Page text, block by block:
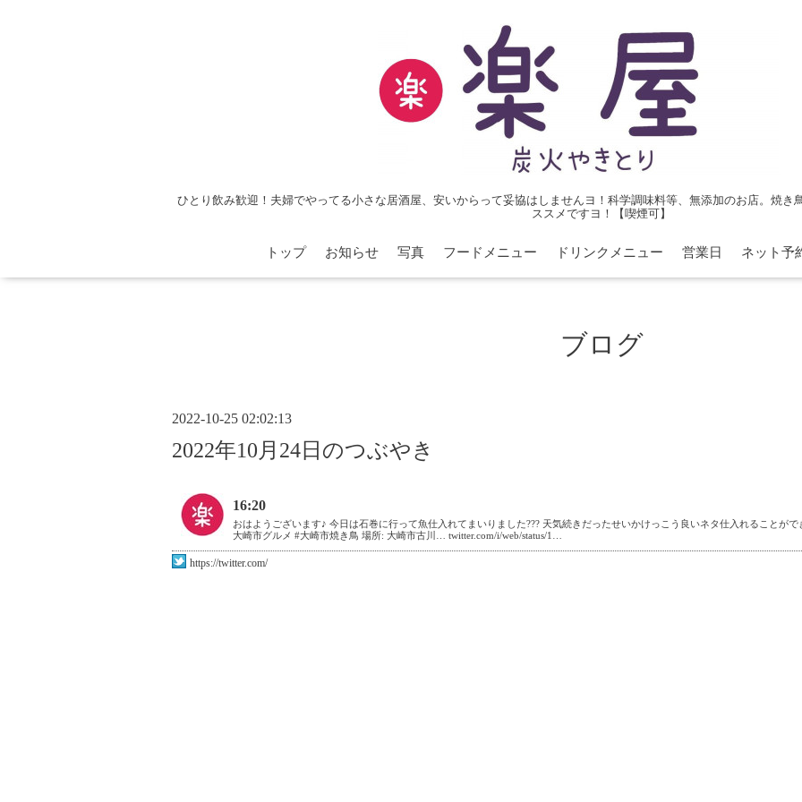
ひとり飲み歓迎！夫婦でやってる小さな居酒屋、安いからって妥協はしませんヨ！科学調味料等、無添加のお店。焼き
ススメですヨ！【喫煙可】
トップ お知らせ 写真 フードメニュー ドリンクメニュー 営業日 ネット予
ブログ
2022-10-25 02:02:13
2022年10月24日のつぶやき
16:20
おはようございます♪ 今日は石巻に行って魚仕入れてまいりました??? 天気続きだったせいかけっこう良いネタ仕入れることが
大崎市グルメ #大崎市焼き鳥 場所: 大崎市古川… twitter.com/i/web/status/1…
https://twitter.com/